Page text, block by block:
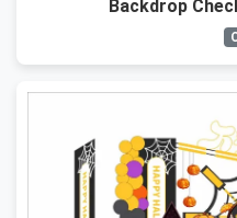
Backdrop